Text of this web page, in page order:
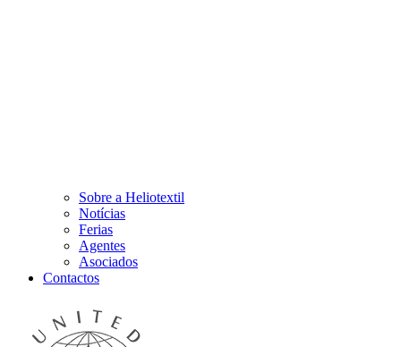
Sobre a Heliotextil
Notícias
Ferias
Agentes
Asociados
Contactos